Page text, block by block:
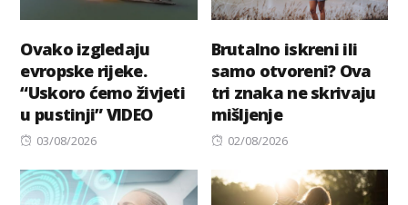
Ovako izgledaju
evropske rijeke.
“Uskoro ćemo živjeti
u pustinji” VIDEO
Posted
03/08/2026
Brutalno iskreni ili
samo otvoreni? Ova
tri znaka ne skrivaju
mišljenje
Posted
02/08/2026